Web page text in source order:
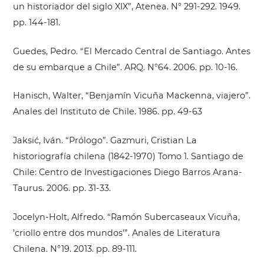
un historiador del siglo XIX”, Atenea. N° 291-292. 1949.
pp. 144-181.
Guedes, Pedro. “El Mercado Central de Santiago. Antes
de su embarque a Chile”. ARQ. N°64. 2006. pp. 10-16.
Hanisch, Walter, “Benjamín Vicuña Mackenna, viajero”.
Anales del Instituto de Chile. 1986. pp. 49-63
Jaksić, Iván. “Prólogo”. Gazmuri, Cristian La
historiografía chilena (1842-1970) Tomo 1. Santiago de
Chile: Centro de Investigaciones Diego Barros Arana-
Taurus. 2006. pp. 31-33.
Jocelyn-Holt, Alfredo. “Ramón Subercaseaux Vicuña,
'criollo entre dos mundos'”. Anales de Literatura
Chilena. N°19. 2013. pp. 89-111.